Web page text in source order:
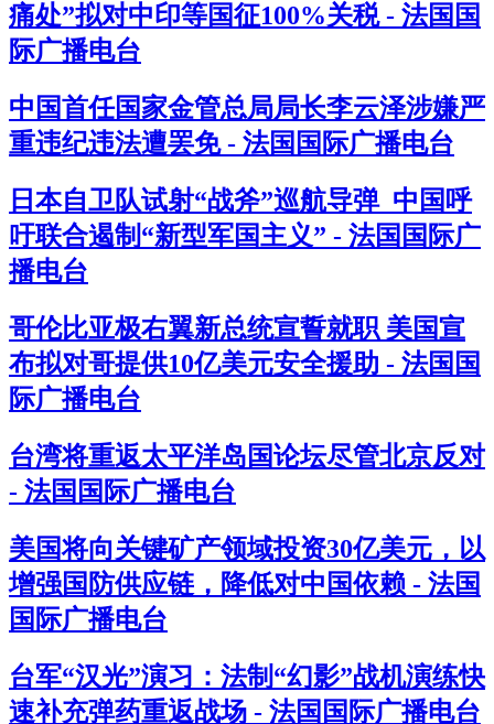
痛处”拟对中印等国征100%关税 - 法国国
际广播电台
中国首任国家金管总局局长李云泽涉嫌严
重违纪违法遭罢免 - 法国国际广播电台
日本自卫队试射“战斧”巡航导弹 中国呼
吁联合遏制“新型军国主义” - 法国国际广
播电台
哥伦比亚极右翼新总统宣誓就职 美国宣
布拟对哥提供10亿美元安全援助 - 法国国
际广播电台
台湾将重返太平洋岛国论坛尽管北京反对
- 法国国际广播电台
美国将向关键矿产领域投资30亿美元，以
增强国防供应链，降低对中国依赖 - 法国
国际广播电台
台军“汉光”演习：法制“幻影”战机演练快
速补充弹药重返战场 - 法国国际广播电台